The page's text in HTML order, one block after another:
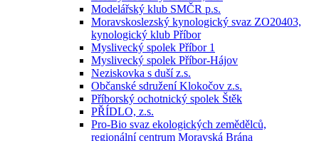
Modelářský klub SMČR p.s.
Moravskoslezský kynologický svaz ZO20403,
kynologický klub Příbor
Myslivecký spolek Příbor 1
Myslivecký spolek Příbor-Hájov
Neziskovka s duší z.s.
Občanské sdružení Klokočov z.s.
Příborský ochotnický spolek Štěk
PŘÍDLO, z.s.
Pro-Bio svaz ekologických zemědělců,
regionální centrum Moravská Brána